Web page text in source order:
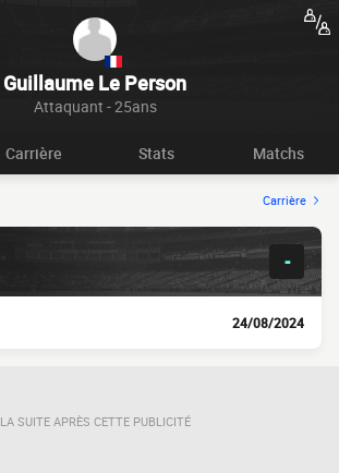
Guillaume Le Person
Attaquant - 25ans
Carrière Stats Matchs
Carrière
-
24/08/2024
LA SUITE APRÈS CETTE PUBLICITÉ